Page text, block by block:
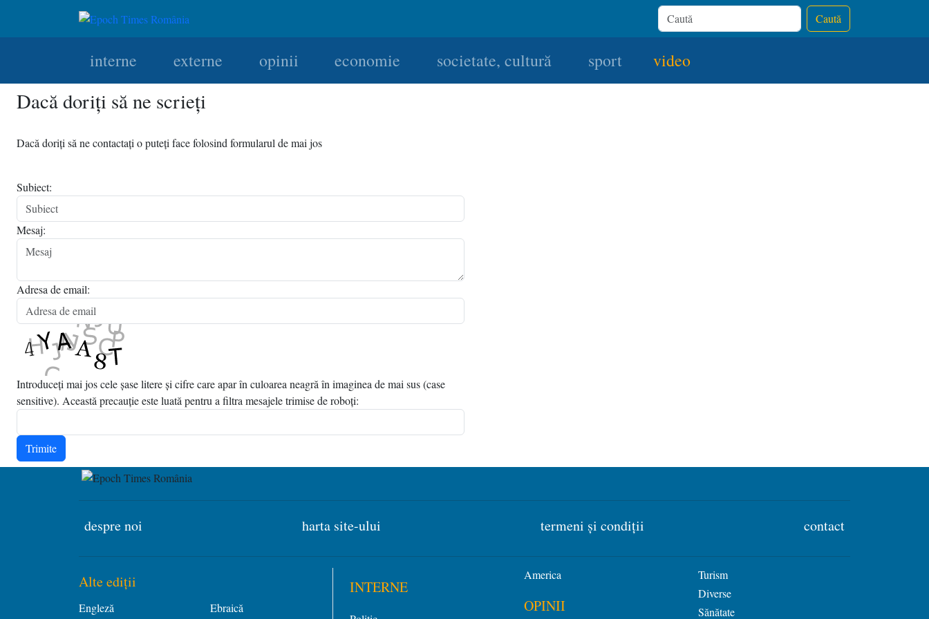
Caută
interne externe opinii economie societate, cultură sport video
Dacă doriţi să ne scrieţi
Dacă doriți să ne contactați o puteți face folosind formularul de mai jos
Subiect:
Mesaj:
Adresa de email:
Introduceți mai jos cele șase litere și cifre care apar în culoarea neagră în imaginea de mai sus (case
sensitive). Această precauție este luată pentru a filtra mesajele trimise de roboți:
Trimite
despre noi harta site-ului termeni și condiții contact
Alte ediții
Engleză Ebraică
INTERNE
America
OPINII
Turism
Diverse
Sănătate